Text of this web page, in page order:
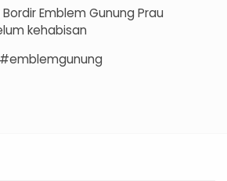
Emblem Gunung Prau
kehabisan